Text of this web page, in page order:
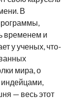
В
временем и
у ученых, что-
мира, о
— весь этот